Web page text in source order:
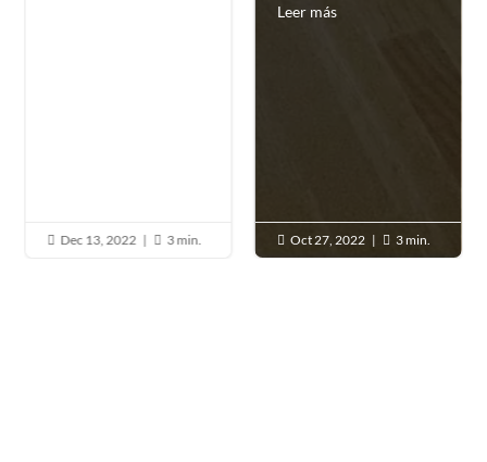
 Dec 13, 2022 |  3 min.
Leer más
 Oct 27, 2022 |  3 min.